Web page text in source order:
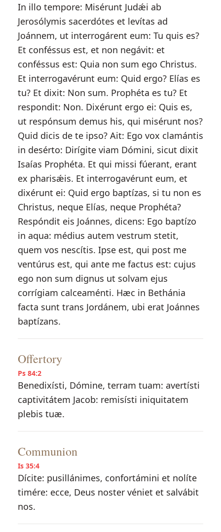
In illo tempore: Misérunt Judǽi ab
Jerosólymis sacerdótes et levítas ad
Joánnem, ut interrogárent eum: Tu quis es?
Et conféssus est, et non negávit: et
conféssus est: Quia non sum ego Christus.
Et interrogavérunt eum: Quid ergo? Elías es
tu? Et dixit: Non sum. Prophéta es tu? Et
respondit: Non. Dixérunt ergo ei: Quis es,
ut respónsum demus his, qui misérunt nos?
Quid dicis de te ipso? Ait: Ego vox clamántis
in desérto: Dirígite viam Dómini, sicut dixit
Isaías Prophéta. Et qui missi fúerant, erant
ex pharisǽis. Et interrogavérunt eum, et
dixérunt ei: Quid ergo baptízas, si tu non es
Christus, neque Elías, neque Prophéta?
Respóndit eis Joánnes, dicens: Ego baptízo
in aqua: médius autem vestrum stetit,
quem vos nescítis. Ipse est, qui post me
ventúrus est, qui ante me factus est: cujus
ego non sum dignus ut solvam ejus
corrígiam calceaménti. Hæc in Bethánia
facta sunt trans Jordánem, ubi erat Joánnes
baptízans.
Offertory
Ps 84:2
Benedixísti, Dómine, terram tuam: avertísti
captivitátem Jacob: remisísti iniquitatem
plebis tuæ.
Communion
Is 35:4
Dícite: pusillánimes, confortámini et nolíte
timére: ecce, Deus noster véniet et salvábit
nos.